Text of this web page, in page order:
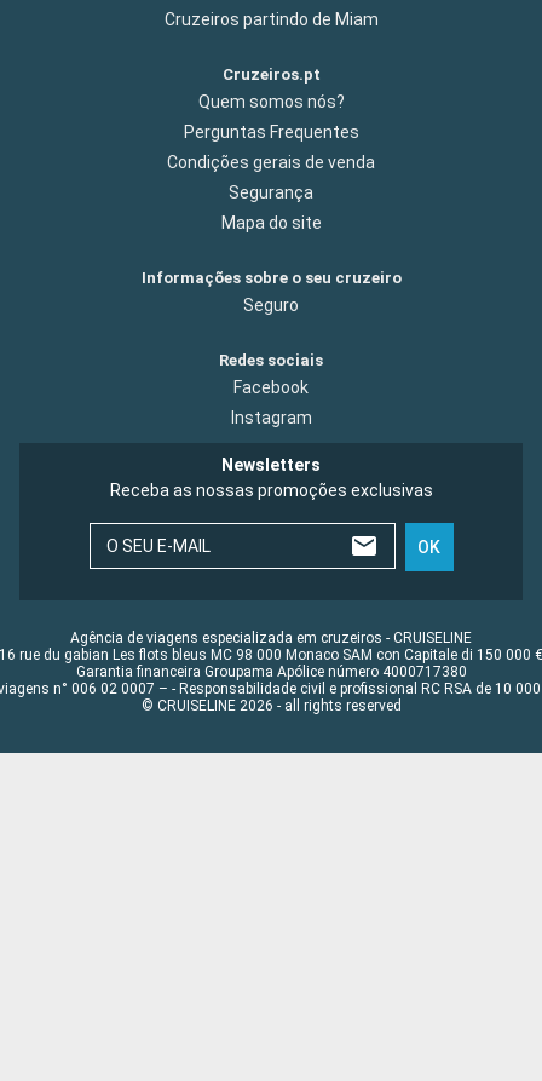
Cruzeiros partindo de Miam
Cruzeiros.pt
Quem somos nós?
Perguntas Frequentes
Condições gerais de venda
Segurança
Mapa do site
Informações sobre o seu cruzeiro
Seguro
Redes sociais
Facebook
Instagram
Newsletters
Receba as nossas promoções exclusivas
O SEU E-MAIL OK
Agência de viagens especializada em cruzeiros - CRUISELINE
16 rue du gabian Les flots bleus MC 98 000 Monaco SAM con Capitale di 150 000 €
Garantia financeira Groupama Apólice número 4000717380
n° 006 02 0007 – - Responsabilidade civil e profissional RC RSA de 10 000
© CRUISELINE 2026 - all rights reserved